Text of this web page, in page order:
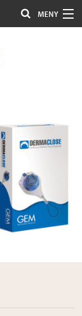
MENY